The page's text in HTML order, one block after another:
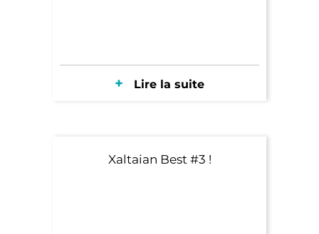
Lire la suite
Xaltaian Best #3 !